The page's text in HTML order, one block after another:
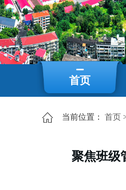
首页
当前位置： 首页
聚焦班级